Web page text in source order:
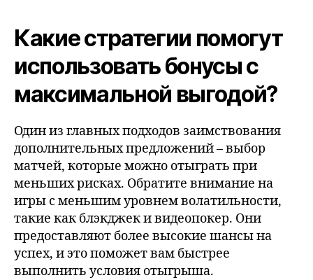
Какие стратегии помогут
использовать бонусы с
максимальной выгодой?
Один из главных подходов заимствования
дополнительных предложений – выбор
матчей, которые можно отыграть при
меньших рисках. Обратите внимание на
игры с меньшим уровнем волатильности,
такие как блэкджек и видеопокер. Они
предоставляют более высокие шансы на
успех, и это поможет вам быстрее
выполнить условия отыгрыша.